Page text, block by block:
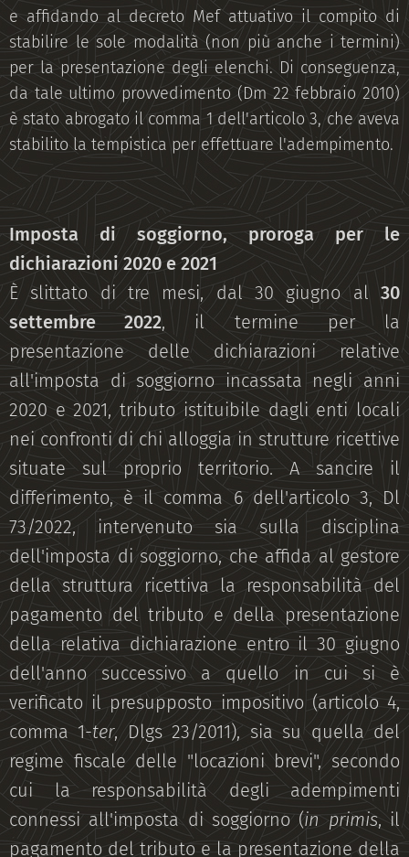
e affidando al decreto Mef attuativo il compito di
stabilire le sole modalità (non più anche i termini)
per la presentazione degli elenchi. Di conseguenza,
da tale ultimo provvedimento (Dm 22 febbraio 2010)
è stato abrogato il comma 1 dell'articolo 3, che aveva
stabilito la tempistica per effettuare l'adempimento.
Imposta di soggiorno, proroga per le
dichiarazioni 2020 e 2021
È slittato di tre mesi, dal 30 giugno al 30
settembre 2022, il termine per la
presentazione delle dichiarazioni relative
all'imposta di soggiorno incassata negli anni
2020 e 2021, tributo istituibile dagli enti locali
nei confronti di chi alloggia in strutture ricettive
situate sul proprio territorio. A sancire il
differimento, è il comma 6 dell'articolo 3, Dl
73/2022, intervenuto sia sulla disciplina
dell'imposta di soggiorno, che affida al gestore
della struttura ricettiva la responsabilità del
pagamento del tributo e della presentazione
della relativa dichiarazione entro il 30 giugno
dell'anno successivo a quello in cui si è
verificato il presupposto impositivo (articolo 4,
comma 1-ter, Dlgs 23/2011), sia su quella del
regime fiscale delle "locazioni brevi", secondo
cui la responsabilità degli adempimenti
connessi all'imposta di soggiorno (in primis, il
pagamento del tributo e la presentazione della